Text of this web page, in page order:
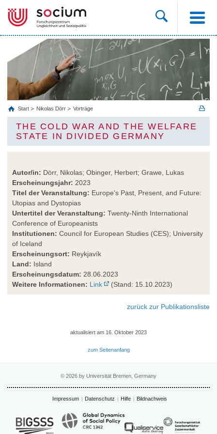
Start Nikolas Dörr Vorträge
THE COLD WAR AND THE WELFARE
STATE IN DIVIDED GERMANY
Autor/in: Dörr, Nikolas; Obinger, Herbert; Grawe, Lukas
Erscheinungsjahr: 2023
Titel der Veranstaltung: Europe's Past, Present, and Future:
Utopias and Dystopias
Untertitel der Veranstaltung: Twenty-Ninth International
Conference of Europeanists
Institutionen: Council for European Studies (CES); University
of Iceland
Erscheinungsort: Reykjavík
Land: Island
Erscheinungsdatum: 28.06.2023
Weitere Informationen: Link (Stand: 15.10.2023)
zurück zur Publikationsliste
aktualisiert am 16. Oktober 2023
zum Seitenanfang
© 2026 by Universität Bremen, Germany
Impressum Datenschutz Hilfe Bildnachweis